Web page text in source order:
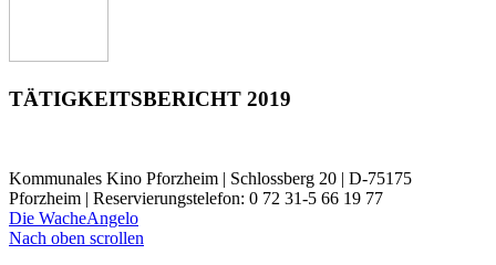
TÄTIGKEITSBERICHT 2019
Kommunales Kino Pforzheim | Schlossberg 20 | D-75175
Pforzheim | Reservierungstelefon: 0 72 31-5 66 19 77
Die WacheAngelo
Nach oben scrollen